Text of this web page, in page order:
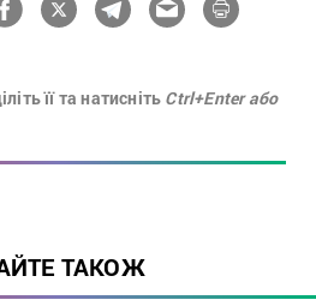
її та натисніть Ctrl+Enter або
ТАКОЖ